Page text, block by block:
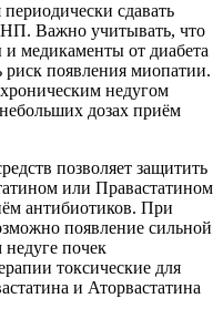
сдавать
Важно учитывать, что
медикаменты от диабета
появления миопатии.
недугом
дозах приём
позволяет защитить
или Правастатином
антибиотиков. При
появление сильной
почек
токсические для
и Аторвастатина